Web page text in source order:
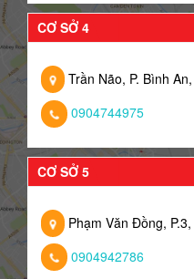
CƠ SỞ 4
Trần Não, P. Bình
0904744975
CƠ SỞ 5
Phạm Văn Đồng,
0904942786